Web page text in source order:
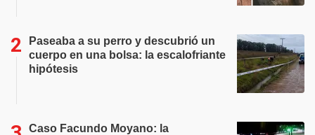
Paseaba a su perro y descubrió un
cuerpo en una bolsa: la escalofriante
hipótesis
Caso Facundo Moyano: la